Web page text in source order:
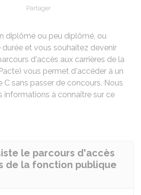
Partager
diplômé ou peu diplômé, ou
et vous souhaitez devenir
d'accès aux carrières de la
vous permet d'accéder à un
sans passer de concours. Nous
informations à connaître sur ce
le parcours d'accès
de la fonction publique